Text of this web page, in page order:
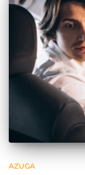
AZUGA